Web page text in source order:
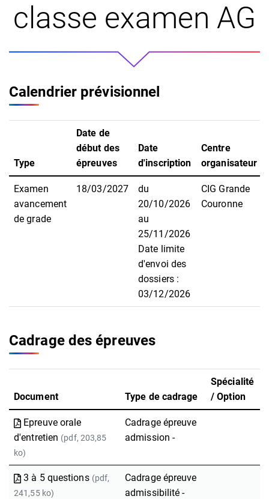
classe examen AG
Calendrier prévisionnel
Type
Date de
début des
épreuves
Date
d'inscription
Centre
organisateur
Examen
avancement
de grade
18/03/2027
du
20/10/2026
au
25/11/2026
Date limite
d'envoi des
dossiers :
03/12/2026
CIG Grande
Couronne
Cadrage des épreuves
Document Type de cadrage
Spécialité
/ Option
Epreuve orale
d'entretien (pdf, 203,85
ko)
Cadrage épreuve
admission -
3 à 5 questions (pdf,
241,55 ko)
Cadrage épreuve
admissibilité -